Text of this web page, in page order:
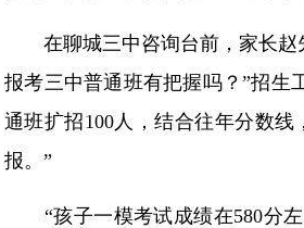
在聊城三中咨询台前，家长赵
报考三中普通班有把握吗？”招生
通班扩招100人，结合往年分数
报。”
“孩子一模考试成绩在580分左